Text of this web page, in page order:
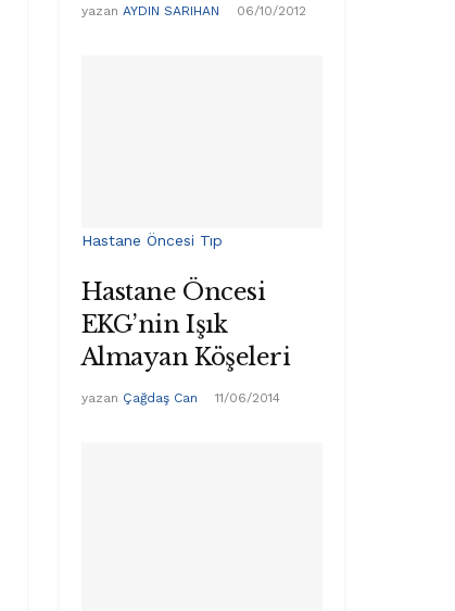
yazan AYDIN SARIHAN 06/10/2012
Hastane Öncesi Tıp
Hastane Öncesi
EKG’nin Işık
Almayan Köşeleri
yazan Çağdaş Can 11/06/2014